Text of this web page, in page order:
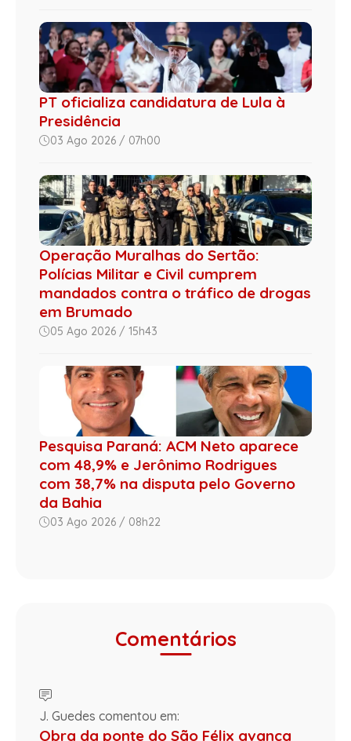
PT oficializa candidatura de Lula à
Presidência
03 Ago 2026 / 07h00
Operação Muralhas do Sertão:
Polícias Militar e Civil cumprem
mandados contra o tráfico de drogas
em Brumado
05 Ago 2026 / 15h43
Pesquisa Paraná: ACM Neto aparece
com 48,9% e Jerônimo Rodrigues
com 38,7% na disputa pelo Governo
da Bahia
03 Ago 2026 / 08h22
Comentários
J. Guedes comentou em:
Obra da ponte do São Félix avança